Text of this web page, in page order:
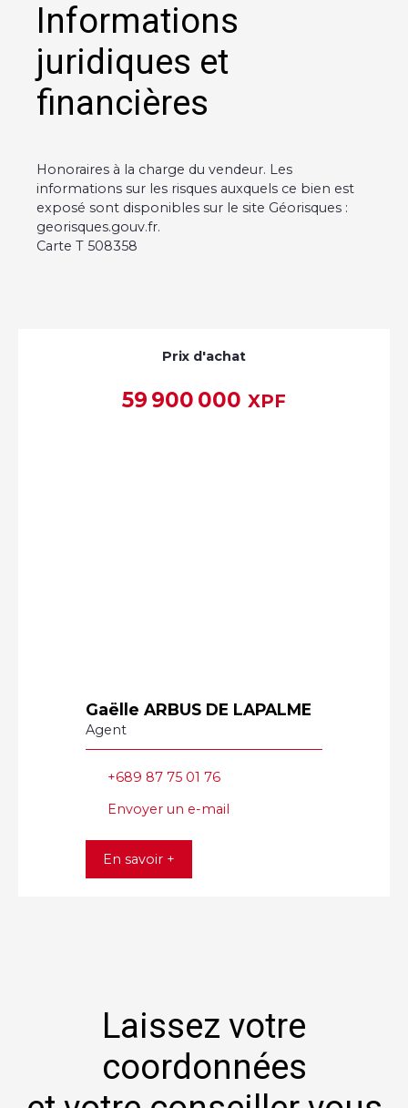
Informations
juridiques et
financières
Honoraires à la charge du vendeur. Les
informations sur les risques auxquels ce bien est
exposé sont disponibles sur le site Géorisques :
georisques.gouv.fr.
Carte T 508358
Prix d'achat
59 900 000 XPF
Gaëlle ARBUS DE LAPALME
Agent
+689 87 75 01 76
Envoyer un e-mail
En savoir +
Laissez votre
coordonnées